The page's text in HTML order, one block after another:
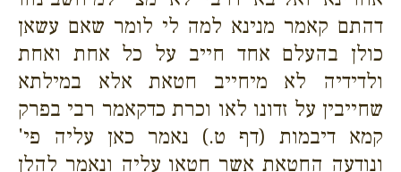
דהתם קאמר מנינא למה לי לומר שאם עשאן
כולן בהעלם אחד חייב על כל אחת ואחת
ולדידיה לא מיחייב חטאת אלא במילתא
שחייבין על זדונו לאו וכרת כדקאמר רבי בפרק
קמא דיבמות (דף ט.) נאמר כאן עליה פי'
ונודעה החטאת אשר חטאו עליה ונאמר להלן